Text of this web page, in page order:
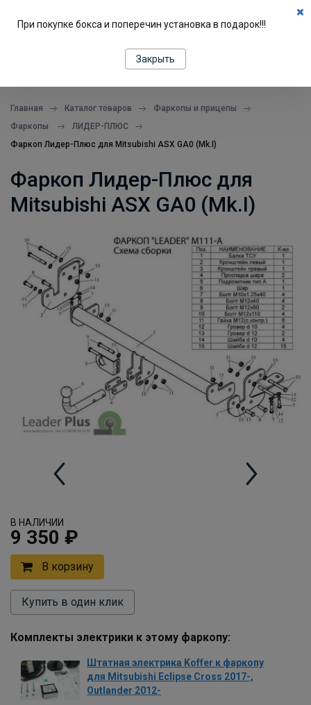
Главная Каталог товаров
Фаркопы и прицепы
Фаркопы
ЛИДЕР-ПЛЮС
Фаркоп Лидер-Плюс для Mitsubishi ASX GA0 (Mk.I)
Фаркоп Лидер-Плюс для
Mitsubishi ASX GA0 (Mk.I)
В НАЛИЧИИ
9 350 ₽
В корзину
Купить в один клик
Комплекты электрики к этому фаркопу:
Штатная электрика Koffer к фаркопу
для Mitsubishi Eclipse Cross 2017-,
Outlander 2012-
При покупке бокса и поперечин установка в подарок!!!
Закрыть